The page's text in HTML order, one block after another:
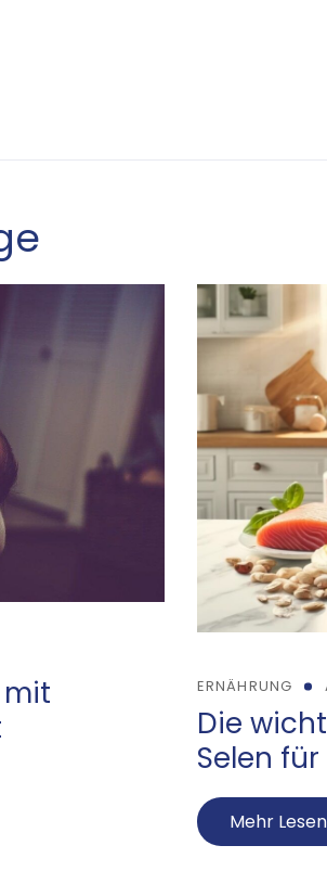
ERNÄHRUNG
Die
Selen
Mehr Lesen